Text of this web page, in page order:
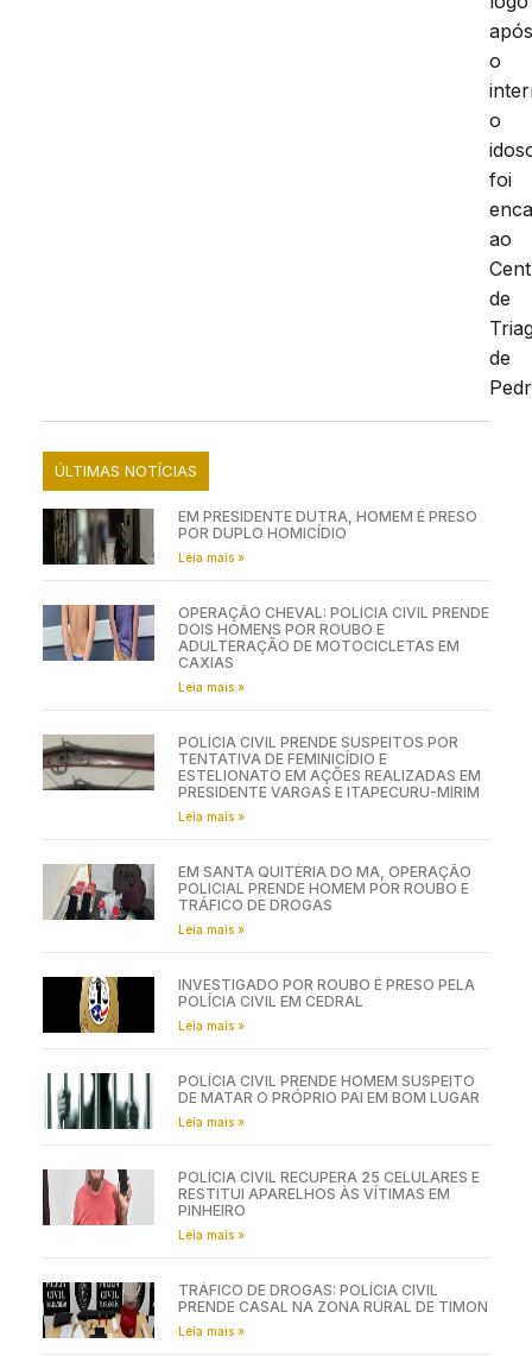
o
o
foi
ao
de
de
ÚLTIMAS NOTÍCIAS
EM PRESIDENTE DUTRA, HOMEM É PRESO
POR DUPLO HOMICÍDIO
Leia mais »
OPERAÇÃO CHEVAL: POLÍCIA CIVIL PRENDE
DOIS HOMENS POR ROUBO E
ADULTERAÇÃO DE MOTOCICLETAS EM
CAXIAS
Leia mais »
POLÍCIA CIVIL PRENDE SUSPEITOS POR
TENTATIVA DE FEMINICÍDIO E
ESTELIONATO EM AÇÕES REALIZADAS EM
PRESIDENTE VARGAS E ITAPECURU-MIRIM
Leia mais »
EM SANTA QUITÉRIA DO MA, OPERAÇÃO
POLICIAL PRENDE HOMEM POR ROUBO E
TRÁFICO DE DROGAS
Leia mais »
INVESTIGADO POR ROUBO É PRESO PELA
POLÍCIA CIVIL EM CEDRAL
Leia mais »
POLÍCIA CIVIL PRENDE HOMEM SUSPEITO
DE MATAR O PRÓPRIO PAI EM BOM LUGAR
Leia mais »
POLÍCIA CIVIL RECUPERA 25 CELULARES E
RESTITUI APARELHOS ÀS VÍTIMAS EM
PINHEIRO
Leia mais »
TRÁFICO DE DROGAS: POLÍCIA CIVIL
PRENDE CASAL NA ZONA RURAL DE TIMON
Leia mais »